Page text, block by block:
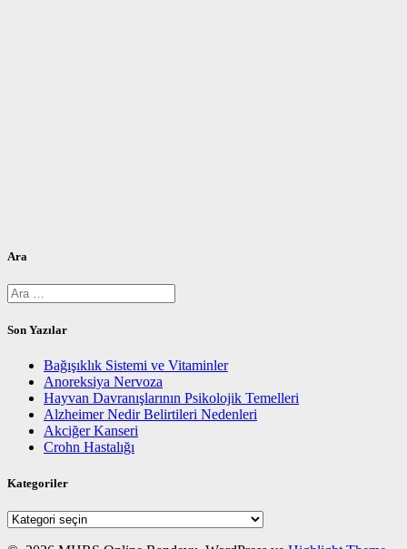
Ara
Arama:
Son Yazılar
Bağışıklık Sistemi ve Vitaminler
Anoreksiya Nervoza
Hayvan Davranışlarının Psikolojik Temelleri
Alzheimer Nedir Belirtileri Nedenleri
Akciğer Kanseri
Crohn Hastalığı
Kategoriler
Kategoriler